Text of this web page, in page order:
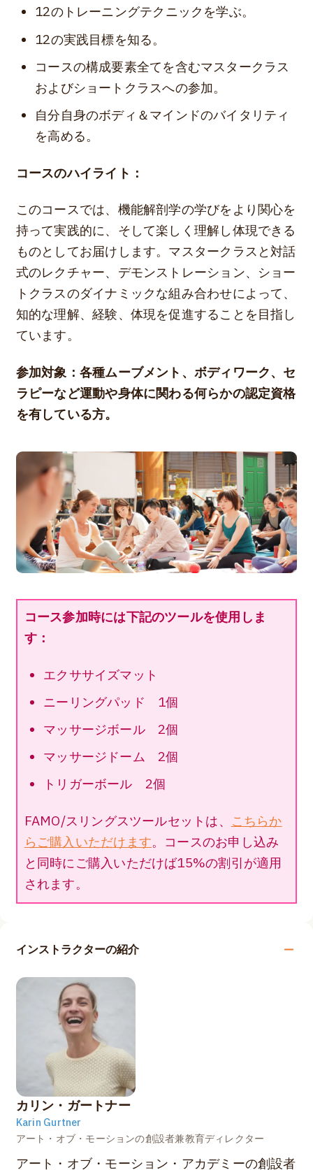
12のトレーニングテクニックを学ぶ。
12の実践目標を知る。
コースの構成要素全てを含むマスタークラス
およびショートクラスへの参加。
自分自身のボディ＆マインドのバイタリティ
を高める。
コースのハイライト：
このコースでは、機能解剖学の学びをより関心を
持って実践的に、そして楽しく理解し体現できる
ものとしてお届けします。マスタークラスと対話
式のレクチャー、デモンストレーション、ショー
トクラスのダイナミックな組み合わせによって、
知的な理解、経験、体現を促進することを目指し
ています。
参加対象：各種ムーブメント、ボディワーク、セ
ラピーなど運動や身体に関わる何らかの認定資格
を有している方。
コース参加時には下記のツールを使用しま
す：
エクササイズマット
ニーリングパッド 1個
マッサージボール 2個
マッサージドーム 2個
トリガーボール 2個
FAMO/スリングスツールセットは、こちらか
らご購入いただけます。コースのお申し込み
と同時にご購入いただけば15%の割引が適用
されます。
インストラクターの紹介
カリン・ガートナー
Karin Gurtner
アート・オブ・モーションの創設者兼教育ディレクター
アート・オブ・モーション・アカデミーの創設者